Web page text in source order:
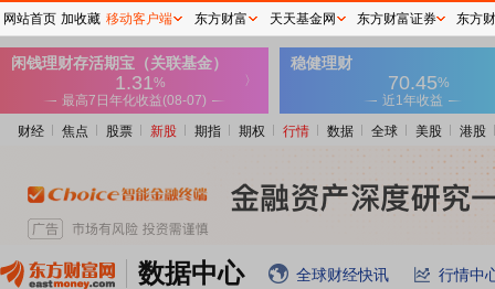
财经 焦点 股票 新股 期指 期权 行情 数据 全球 美股 港股
数据中心 全球财经快讯 行情中
网站首页 加收藏 移动客户端 东方财富 天天基金网 东方财富证券 东方